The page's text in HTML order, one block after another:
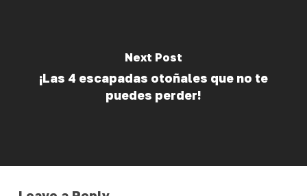
Next Post
¡Las 4 escapadas otoñales que no te
puedes perder!